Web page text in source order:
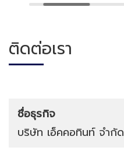
ติดต่อเรา
ชื่อธุรกิจ
บริษัท เอ็คคอทินท์ จำกัด